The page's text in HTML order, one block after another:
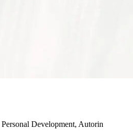
Development, Autorin